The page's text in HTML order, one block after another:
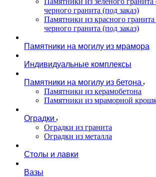
черного гранита (под заказ)
Памятники из красного гранита
черного гранита (под заказ)
Памятники на могилу из мрамора
Индивидуальные комплексы
Памятники на могилу из бетона
Памятники из керамобетона
Памятники из мраморной
Оградки
Оградки из гранита
Оградки из металла
Столы и лавки
Вазы